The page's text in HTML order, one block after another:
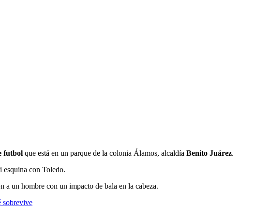
futbol que está en un parque de la colonia Álamos, alcaldía Benito Juárez.
esquina con Toledo.
un hombre con un impacto de bala en la cabeza.
sobrevive